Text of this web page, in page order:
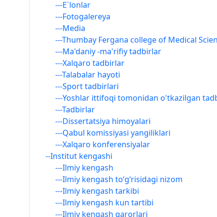
---E`lonlar
---Fotogalereya
---Media
---Thumbay Fergana college of Medical
---Ma'daniy -ma'rifiy tadbirlar
---Xalqaro tadbirlar
---Talabalar hayoti
---Sport tadbirlari
---Yoshlar ittifoqi tomonidan o'tkazilgan
---Tadbirlar
---Dissertatsiya himoyalari
---Qabul komissiyasi yangiliklari
---Xalqaro konferensiyalar
--Institut kengashi
---Ilmiy kengash
---Ilmiy kengash to‘g‘risidagi nizom
---Ilmiy kengash tarkibi
---Ilmiy kengash kun tartibi
---Ilmiy kengash qarorlari